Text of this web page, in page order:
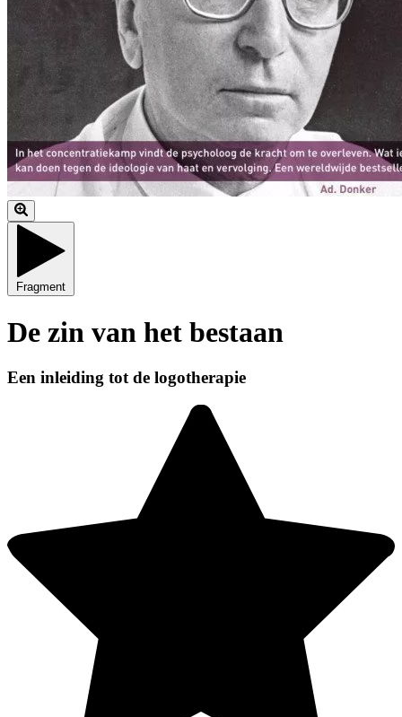
Fragment
De zin van het bestaan
Een inleiding tot de logotherapie